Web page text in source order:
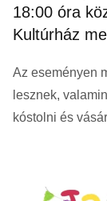
18:00 óra
Kultúrház
Az eseményen
lesznek,
kóstolni és